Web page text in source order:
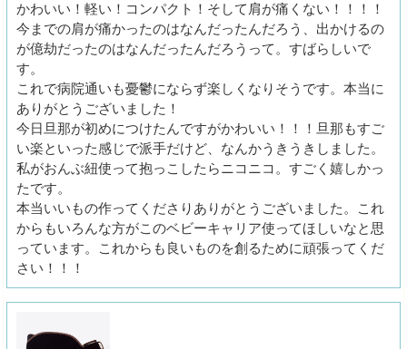
かわいい！軽い！コンパクト！そして肩が痛くない！！！！
今までの肩が痛かったのはなんだったんだろう、出かけるの
が億劫だったのはなんだったんだろうって。すばらしいで
す。
これで病院通いも憂鬱にならず楽しくなりそうです。本当に
ありがとうございました！
今日旦那が初めにつけたんですがかわいい！！！旦那もすご
い楽といった感じで派手だけど、なんかうきうきしました。
私がおんぶ紐使って抱っこしたらニコニコ。すごく嬉しかっ
たです。
本当いいもの作ってくださりありがとうございました。これ
からもいろんな方がこのベビーキャリア使ってほしいなと思
っています。これからも良いものを創るために頑張ってくだ
さい！！！